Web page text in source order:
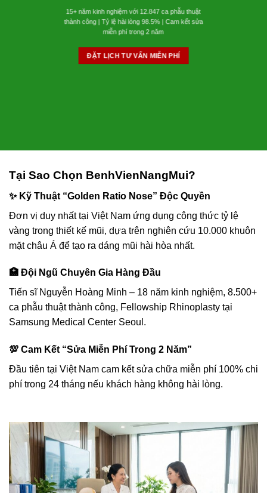
15+ năm kinh nghiệm với 12.847 ca phẫu thuật
thành công | Tỷ lệ hài lòng 98.5% | Cam kết sửa
miễn phí trong 2 năm
ĐẶT LỊCH TƯ VẤN MIỄN PHÍ
Tại Sao Chọn BenhVienNangMui?
✨ Kỹ Thuật “Golden Ratio Nose” Độc Quyền
Đơn vị duy nhất tại Việt Nam ứng dụng công thức tỷ lệ
vàng trong thiết kế mũi, dựa trên nghiên cứu 10.000 khuôn
mặt châu Á để tạo ra dáng mũi hài hòa nhất.
🏥 Đội Ngũ Chuyên Gia Hàng Đầu
Tiến sĩ Nguyễn Hoàng Minh – 18 năm kinh nghiệm, 8.500+
ca phẫu thuật thành công, Fellowship Rhinoplasty tại
Samsung Medical Center Seoul.
💯 Cam Kết “Sửa Miễn Phí Trong 2 Năm”
Đầu tiên tại Việt Nam cam kết sửa chữa miễn phí 100% chi
phí trong 24 tháng nếu khách hàng không hài lòng.